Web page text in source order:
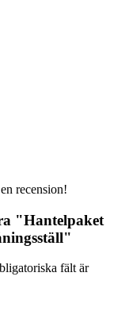
recension!
"Hantelpaket
fält är